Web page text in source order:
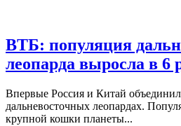
ВТБ: популяция
леопарда выросла в 6
Впервые Россия и Китай
дальневосточных леопардах.
крупной кошки планеты...